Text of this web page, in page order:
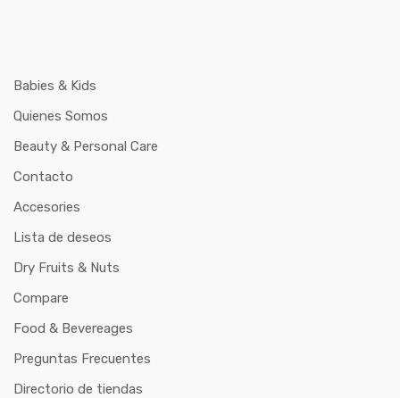
Babies & Kids
Quienes Somos
Beauty & Personal Care
Contacto
Accesories
Lista de deseos
Dry Fruits & Nuts
Compare
Food & Bevereages
Preguntas Frecuentes
Directorio de tiendas